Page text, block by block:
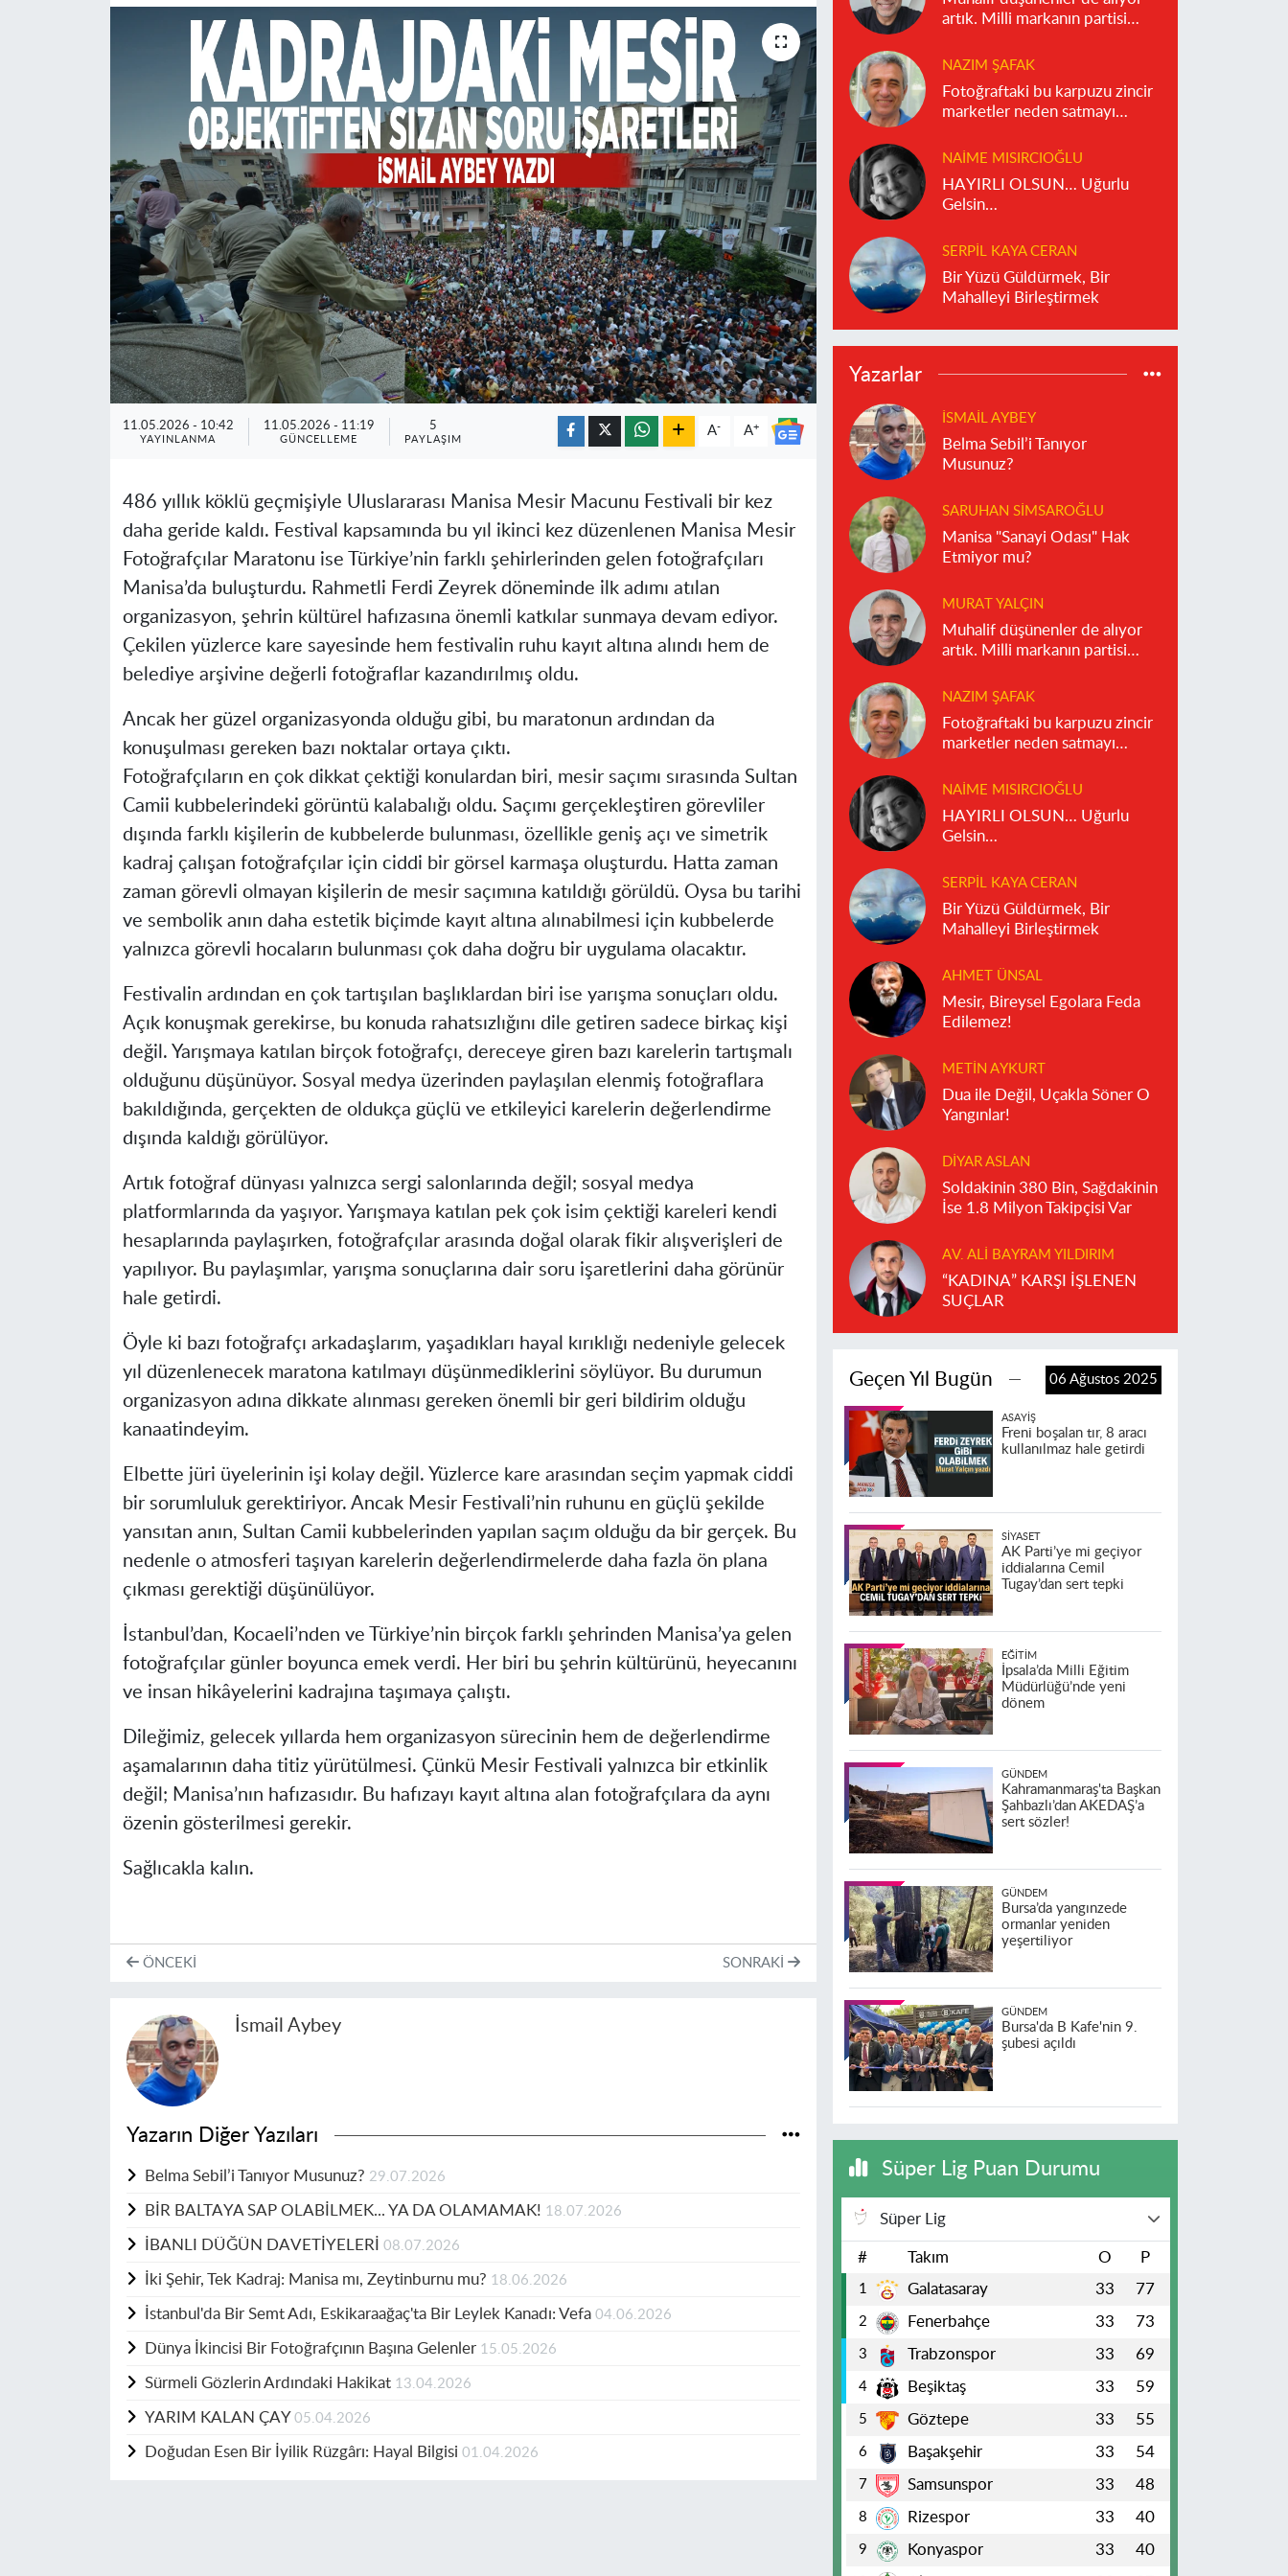
11.05.2026 - 10:42
YAYINLANMA
11.05.2026 - 11:19
GÜNCELLEME
5
PAYLAŞIM
A- A+
486 yıllık köklü geçmişiyle Uluslararası Manisa Mesir Macunu Festivali bir kez
daha geride kaldı. Festival kapsamında bu yıl ikinci kez düzenlenen Manisa Mesir
Fotoğrafçılar Maratonu ise Türkiye’nin farklı şehirlerinden gelen fotoğrafçıları
Manisa’da buluşturdu. Rahmetli Ferdi Zeyrek döneminde ilk adımı atılan
organizasyon, şehrin kültürel hafızasına önemli katkılar sunmaya devam ediyor.
Çekilen yüzlerce kare sayesinde hem festivalin ruhu kayıt altına alındı hem de
belediye arşivine değerli fotoğraflar kazandırılmış oldu.
Ancak her güzel organizasyonda olduğu gibi, bu maratonun ardından da
konuşulması gereken bazı noktalar ortaya çıktı.
Fotoğrafçıların en çok dikkat çektiği konulardan biri, mesir saçımı sırasında Sultan
Camii kubbelerindeki görüntü kalabalığı oldu. Saçımı gerçekleştiren görevliler
dışında farklı kişilerin de kubbelerde bulunması, özellikle geniş açı ve simetrik
kadraj çalışan fotoğrafçılar için ciddi bir görsel karmaşa oluşturdu. Hatta zaman
zaman görevli olmayan kişilerin de mesir saçımına katıldığı görüldü. Oysa bu tarihi
ve sembolik anın daha estetik biçimde kayıt altına alınabilmesi için kubbelerde
yalnızca görevli hocaların bulunması çok daha doğru bir uygulama olacaktır.
Festivalin ardından en çok tartışılan başlıklardan biri ise yarışma sonuçları oldu.
Açık konuşmak gerekirse, bu konuda rahatsızlığını dile getiren sadece birkaç kişi
değil. Yarışmaya katılan birçok fotoğrafçı, dereceye giren bazı karelerin tartışmalı
olduğunu düşünüyor. Sosyal medya üzerinden paylaşılan elenmiş fotoğraflara
bakıldığında, gerçekten de oldukça güçlü ve etkileyici karelerin değerlendirme
dışında kaldığı görülüyor.
Artık fotoğraf dünyası yalnızca sergi salonlarında değil; sosyal medya
platformlarında da yaşıyor. Yarışmaya katılan pek çok isim çektiği kareleri kendi
hesaplarında paylaşırken, fotoğrafçılar arasında doğal olarak fikir alışverişleri de
yapılıyor. Bu paylaşımlar, yarışma sonuçlarına dair soru işaretlerini daha görünür
hale getirdi.
Öyle ki bazı fotoğrafçı arkadaşlarım, yaşadıkları hayal kırıklığı nedeniyle gelecek
yıl düzenlenecek maratona katılmayı düşünmediklerini söylüyor. Bu durumun
organizasyon adına dikkate alınması gereken önemli bir geri bildirim olduğu
kanaatindeyim.
Elbette jüri üyelerinin işi kolay değil. Yüzlerce kare arasından seçim yapmak ciddi
bir sorumluluk gerektiriyor. Ancak Mesir Festivali’nin ruhunu en güçlü şekilde
yansıtan anın, Sultan Camii kubbelerinden yapılan saçım olduğu da bir gerçek. Bu
nedenle o atmosferi taşıyan karelerin değerlendirmelerde daha fazla ön plana
çıkması gerektiği düşünülüyor.
İstanbul’dan, Kocaeli’nden ve Türkiye’nin birçok farklı şehrinden Manisa’ya gelen
fotoğrafçılar günler boyunca emek verdi. Her biri bu şehrin kültürünü, heyecanını
ve insan hikâyelerini kadrajına taşımaya çalıştı.
Dileğimiz, gelecek yıllarda hem organizasyon sürecinin hem de değerlendirme
aşamalarının daha titiz yürütülmesi. Çünkü Mesir Festivali yalnızca bir etkinlik
değil; Manisa’nın hafızasıdır. Bu hafızayı kayıt altına alan fotoğrafçılara da aynı
özenin gösterilmesi gerekir.
Sağlıcakla kalın.
ÖNCEKI SONRAKI
İsmail Aybey
Yazarın Diğer Yazıları
Belma Sebil’i Tanıyor Musunuz? 29.07.2026
BİR BALTAYA SAP OLABİLMEK... YA DA OLAMAMAK! 18.07.2026
İBANLI DÜĞÜN DAVETİYELERİ08.07.2026
İki Şehir, Tek Kadraj: Manisa mı, Zeytinburnu mu? 18.06.2026
İstanbul'da Bir Semt Adı, Eskikaraağaç'ta Bir Leylek Kanadı: Vefa04.06.2026
Dünya İkincisi Bir Fotoğrafçının Başına Gelenler 15.05.2026
Sürmeli Gözlerin Ardındaki Hakikat 13.04.2026
YARIM KALAN ÇAY05.04.2026
Doğudan Esen Bir İyilik Rüzgârı: Hayal Bilgisi01.04.2026
artık. Milli markanın partisi
NAZIM ŞAFAK
Fotoğraftaki bu karpuzu zincir
marketler neden satmayı
NAIME MISIRCIOĞLU
HAYIRLI OLSUN… Uğurlu
Gelsin…
SERPIL KAYA CERAN
Bir Yüzü Güldürmek, Bir
Mahalleyi Birleştirmek
Yazarlar
İSMAIL AYBEY
Belma Sebil’i Tanıyor
Musunuz?
SARUHAN SIMSAROĞLU
Manisa "Sanayi Odası" Hak
Etmiyor mu?
MURAT YALÇIN
Muhalif düşünenler de alıyor
artık. Milli markanın partisi
NAZIM ŞAFAK
Fotoğraftaki bu karpuzu zincir
marketler neden satmayı
NAIME MISIRCIOĞLU
HAYIRLI OLSUN… Uğurlu
Gelsin…
SERPIL KAYA CERAN
Bir Yüzü Güldürmek, Bir
Mahalleyi Birleştirmek
AHMET ÜNSAL
Mesir, Bireysel Egolara Feda
Edilemez!
METIN AYKURT
Dua ile Değil, Uçakla Söner O
Yangınlar!
DIYAR ASLAN
Soldakinin 380 Bin, Sağdakinin
İse 1.8 Milyon Takipçisi Var
AV. ALI BAYRAM YILDIRIM
“KADINA” KARŞI İŞLENEN
SUÇLAR
Geçen Yıl Bugün 06 Ağustos 2025
ASAYIŞ
Freni boşalan tır, 8 aracı
kullanılmaz hale getirdi
SIYASET
AK Parti’ye mi geçiyor
iddialarına Cemil
Tugay’dan sert tepki
EĞITIM
İpsala’da Milli Eğitim
Müdürlüğü’nde yeni
dönem
GÜNDEM
Kahramanmaraş'ta Başkan
Şahbazlı’dan AKEDAŞ’a
sert sözler!
GÜNDEM
Bursa’da yangınzede
ormanlar yeniden
yeşertiliyor
GÜNDEM
Bursa'da B Kafe'nin 9.
şubesi açıldı
Süper Lig Puan Durumu
Süper Lig
# Takım O P
1 Galatasaray 33 77
2 Fenerbahçe 33 73
3 Trabzonspor 33 69
4 Beşiktaş 33 59
5 Göztepe 33 55
6 Başakşehir 33 54
7 Samsunspor 33 48
8 Rizespor 33 40
9 Konyaspor 33 40